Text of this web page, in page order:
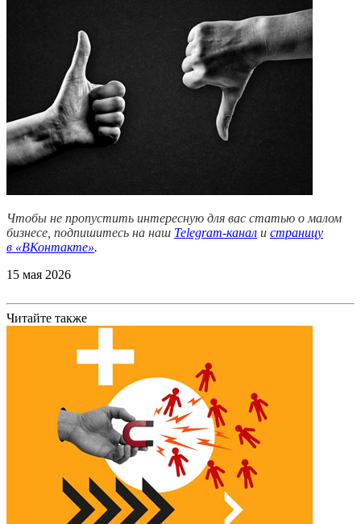
Чтобы не пропустить интересную для вас статью о малом
бизнесе, подпишитесь на наш Telegram-канал и страницу
в «ВКонтакте».
15 мая 2026
Читайте также